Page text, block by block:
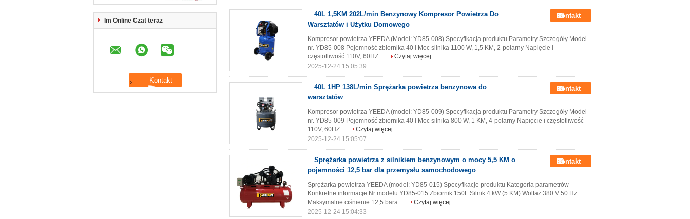
Im Online Czat teraz
40L 1,5KM 202L/min Benzynowy Kompresor Powietrza Do
Warsztatów i Użytku Domowego
Kontakt
Kompresor powietrza YEEDA (Model: YD85-008) Specyfikacja produktu Parametry Szczegóły Model
nr. YD85-008 Pojemność zbiornika 40 l Moc silnika 1100 W, 1,5 KM, 2-polarny Napięcie i
częstotliwość 110V, 60HZ ...
Czytaj więcej
2025-12-24 15:05:39
40L 1HP 138L/min Sprężarka powietrza benzynowa do
warsztatów
Kontakt
Kompresor powietrza YEEDA (model: YD85-009) Specyfikacja produktu Parametry Szczegóły Model
nr. YD85-009 Pojemność zbiornika 40 l Moc silnika 800 W, 1 KM, 4-polarny Napięcie i częstotliwość
110V, 60HZ ...
Czytaj więcej
2025-12-24 15:05:07
Sprężarka powietrza z silnikiem benzynowym o mocy 5,5 KM o
pojemności 12,5 bar dla przemysłu samochodowego
Kontakt
Sprężarka powietrza YEEDA (model: YD85-015) Specyfikacje produktu Kategoria parametrów
Konkretne informacje Nr modelu YD85-015 Zbiornik 150L Silnik 4 kW (5 KM) Woltaż 380 V 50 Hz
Maksymalne ciśnienie 12,5 bara ...
Czytaj więcej
2025-12-24 15:04:33